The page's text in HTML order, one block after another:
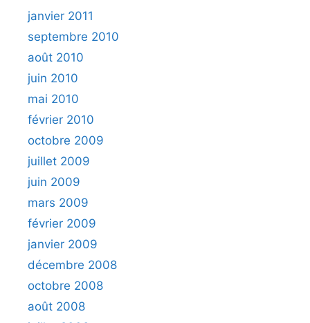
janvier 2011
septembre 2010
août 2010
juin 2010
mai 2010
février 2010
octobre 2009
juillet 2009
juin 2009
mars 2009
février 2009
janvier 2009
décembre 2008
octobre 2008
août 2008